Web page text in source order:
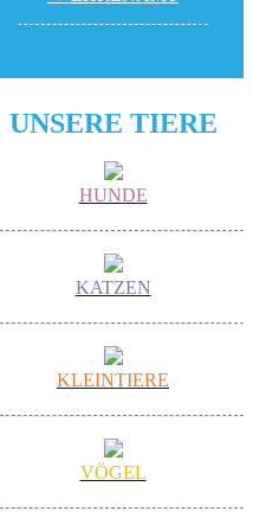
UNSERE TIERE
HUNDE
KATZEN
KLEINTIERE
VÖGEL